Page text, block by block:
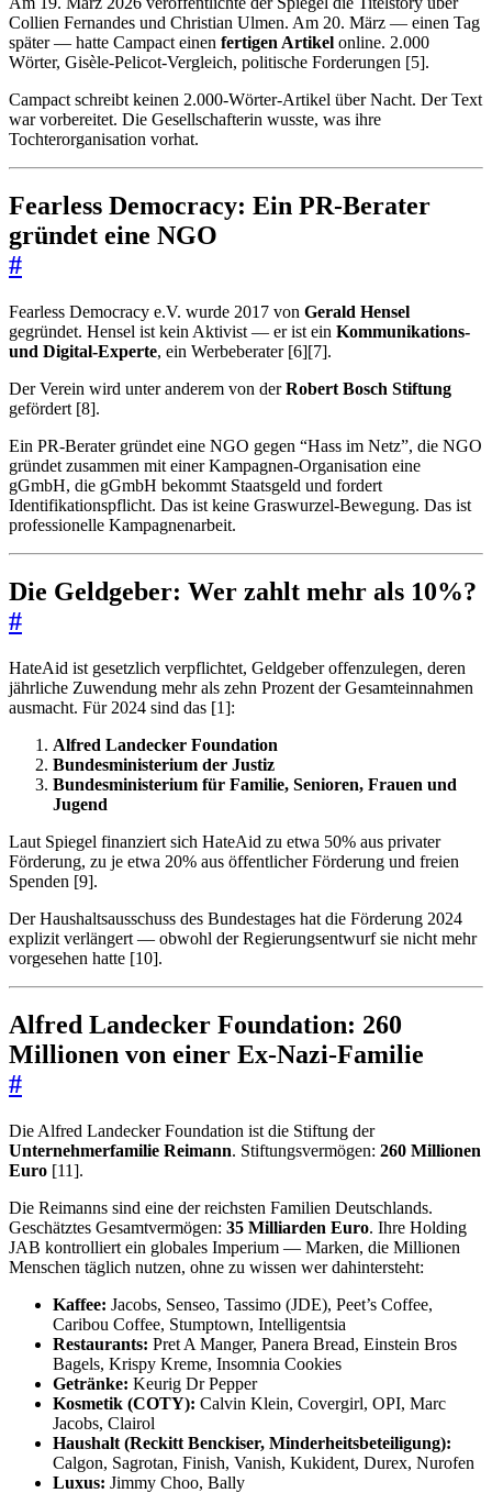
Collien Fernandes und Christian Ulmen. Am 20. März — einen Tag
später — hatte Campact einen fertigen Artikel online. 2.000
Wörter, Gisèle-Pelicot-Vergleich, politische Forderungen [5].
Campact schreibt keinen 2.000-Wörter-Artikel über Nacht. Der Text
war vorbereitet. Die Gesellschafterin wusste, was ihre
Tochterorganisation vorhat.
Fearless Democracy: Ein PR-Berater
gründet eine NGO
#
Fearless Democracy e.V. wurde 2017 von Gerald Hensel
gegründet. Hensel ist kein Aktivist — er ist ein Kommunikations-
und Digital-Experte, ein Werbeberater [6][7].
Der Verein wird unter anderem von derRobert Bosch Stiftung
gefördert [8].
Ein PR-Berater gründet eine NGO gegen “Hass im Netz”, die NGO
gründet zusammen mit einer Kampagnen-Organisation eine
gGmbH, die gGmbH bekommt Staatsgeld und fordert
Identifikationspflicht. Das ist keine Graswurzel-Bewegung. Das ist
professionelle Kampagnenarbeit.
Die Geldgeber: Wer zahlt mehr als 10%?
#
HateAid ist gesetzlich verpflichtet, Geldgeber offenzulegen, deren
jährliche Zuwendung mehr als zehn Prozent der Gesamteinnahmen
ausmacht. Für 2024 sind das [1]:
Alfred Landecker Foundation
Bundesministerium der Justiz
Bundesministerium für Familie, Senioren, Frauen und
Jugend
Laut Spiegel finanziert sich HateAid zu etwa 50% aus privater
Förderung, zu je etwa 20% aus öffentlicher Förderung und freien
Spenden [9].
Der Haushaltsausschuss des Bundestages hat die Förderung 2024
explizit verlängert — obwohl der Regierungsentwurf sie nicht mehr
vorgesehen hatte [10].
Alfred Landecker Foundation: 260
Millionen von einer Ex-Nazi-Familie
#
Die Alfred Landecker Foundation ist die Stiftung der
Unternehmerfamilie Reimann. Stiftungsvermögen: 260 Millionen
Euro [11].
Die Reimanns sind eine der reichsten Familien Deutschlands.
Geschätztes Gesamtvermögen: 35 Milliarden Euro. Ihre Holding
JAB kontrolliert ein globales Imperium — Marken, die Millionen
Menschen täglich nutzen, ohne zu wissen wer dahintersteht:
Kaffee: Jacobs, Senseo, Tassimo (JDE), Peet’s Coffee,
Caribou Coffee, Stumptown, Intelligentsia
Restaurants: Pret A Manger, Panera Bread, Einstein Bros
Bagels, Krispy Kreme, Insomnia Cookies
Getränke: Keurig Dr Pepper
Kosmetik (COTY): Calvin Klein, Covergirl, OPI, Marc
Jacobs, Clairol
Haushalt (Reckitt Benckiser, Minderheitsbeteiligung):
Calgon, Sagrotan, Finish, Vanish, Kukident, Durex, Nurofen
Luxus: Jimmy Choo, Bally